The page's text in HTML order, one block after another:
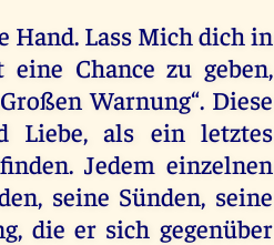
Lass Mich dich in
Chance zu geben,
Warnung“. Diese
Liebe, als ein letztes
Jedem einzelnen
seine Sünden, seine
die er sich gegenüber